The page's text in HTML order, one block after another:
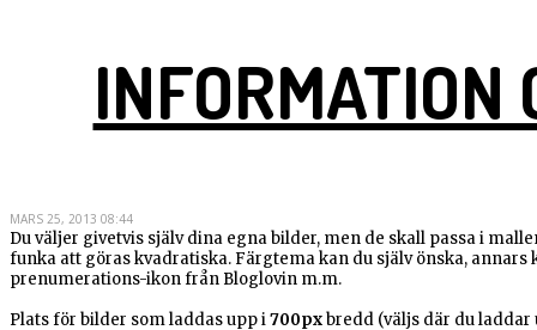
INFORMATION
MARS 25, 2013 08:44
Du väljer givetvis själv dina egna bilder, men de skall passa i
funka att göras kvadratiska. Färgtema kan du själv önska,
prenumerations-ikon från Bloglovin m.m.
Plats för bilder som laddas upp i700pxbredd (väljs där du laddar